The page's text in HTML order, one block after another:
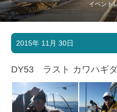
イベント
マリンクラブ
マリンライフを堪能したい！
ボート免許
長年の実績と信頼！
店舗情報
Shop Info.
2015年 11月 30日
DY53 ラスト カワハギ